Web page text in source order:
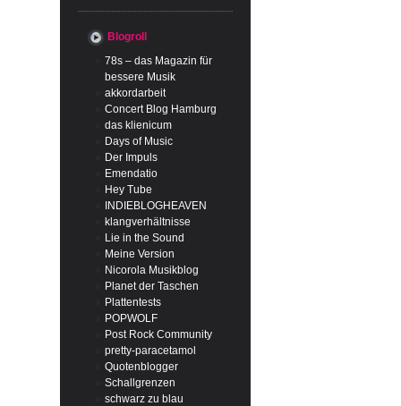
Blogroll
78s – das Magazin für
bessere Musik
akkordarbeit
Concert Blog Hamburg
das klienicum
Days of Music
Der Impuls
Emendatio
Hey Tube
INDIEBLOGHEAVEN
klangverhältnisse
Lie in the Sound
Meine Version
Nicorola Musikblog
Planet der Taschen
Plattentests
POPWOLF
Post Rock Community
pretty-paracetamol
Quotenblogger
Schallgrenzen
schwarz zu blau